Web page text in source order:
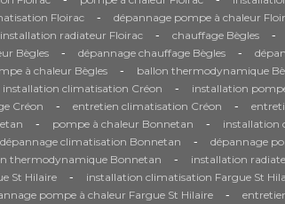
Floirac - dépannage pompe à chaleur
installation radiateur Floirac - chauffage Bègles -
Bègles - dépannage chauffage Bègles -
à chaleur Bègles - ballon thermodynamique
installation climatisation Créon - installation
Créon - entretien climatisation Créon -
- pompe à chaleur Bonnetan - installation
dépannage climatisation Bonnetan - dépannage
thermodynamique Bonnetan - installation
St Hilaire - installation climatisation Fargue St
pompe à chaleur Fargue St Hilaire -